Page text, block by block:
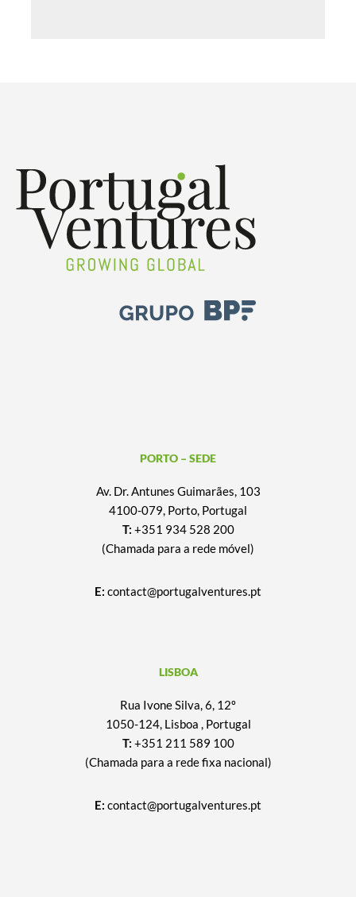
PORTO – SEDE
Av. Dr. Antunes Guimarães, 103
4100-079, Porto, Portugal
T: +351 934 528 200
(Chamada para a rede móvel)
E: contact@portugalventures.pt
LISBOA
Rua Ivone Silva, 6, 12º
1050-124, Lisboa , Portugal
T: +351 211 589 100
(Chamada para a rede fixa nacional)
E: contact@portugalventures.pt